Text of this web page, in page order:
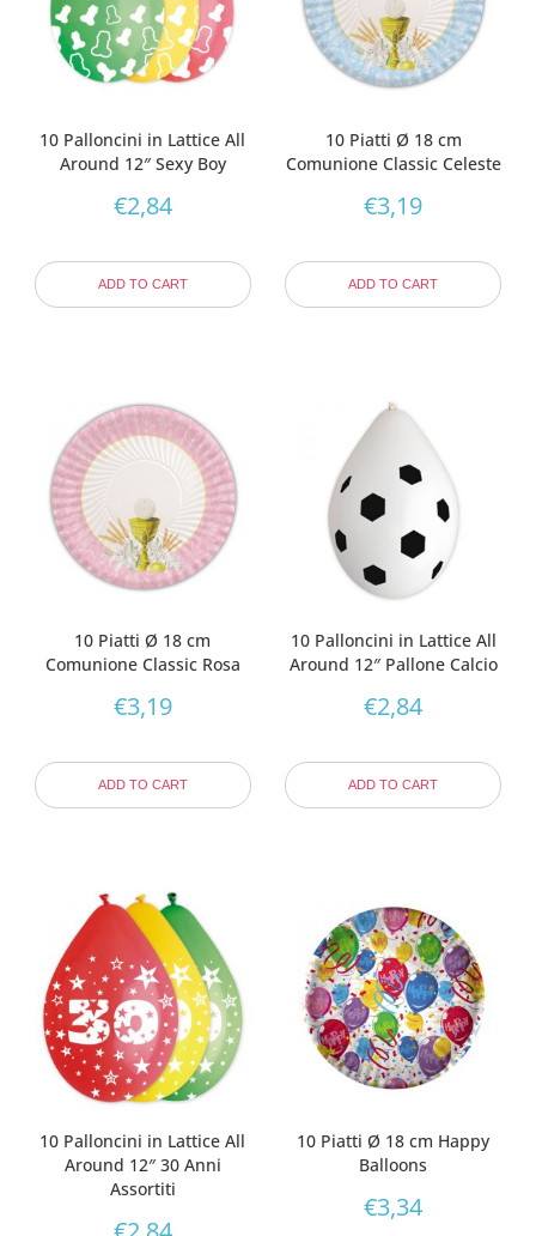
10 Palloncini in Lattice All
Around 12″ Sexy Boy
€2,84
ADD TO CART
10 Piatti Ø 18 cm
Comunione Classic Celeste
€3,19
ADD TO CART
10 Piatti Ø 18 cm
Comunione Classic Rosa
€3,19
ADD TO CART
10 Palloncini in Lattice All
Around 12″ Pallone Calcio
€2,84
ADD TO CART
10 Palloncini in Lattice All
Around 12″ 30 Anni
Assortiti
10 Piatti Ø 18 cm Happy
Balloons
€3,34